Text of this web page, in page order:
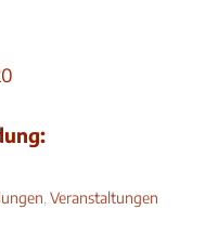
,Veranstaltungen